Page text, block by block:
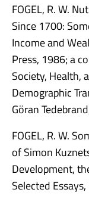
FOGEL, R. W.
Since 1700:
Income and
Press, 1986; a
Society, Health,
Demographic
Göran
FOGEL, R. W.
of Simon
Development,
Selected